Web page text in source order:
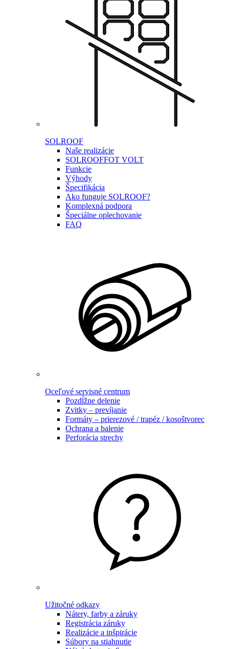
SOLROOF
Naše realizácie
SOLROOFFOT VOLT
Funkcie
Výhody
Špecifikácia
Ako funguje SOLROOF?
Komplexná podpora
Špeciálne oplechovanie
FAQ
Oceľové servisné centrum
Pozdĺžne delenie
Zvitky – prevíjanie
Formáty – prierezové / trapéz / kosoštvorec
Ochrana a balenie
Perforácia strechy
Užitočné odkazy
Nátery, farby a záruky
Registrácia záruky
Realizácie a inšpirácie
Súbory na stiahnutie